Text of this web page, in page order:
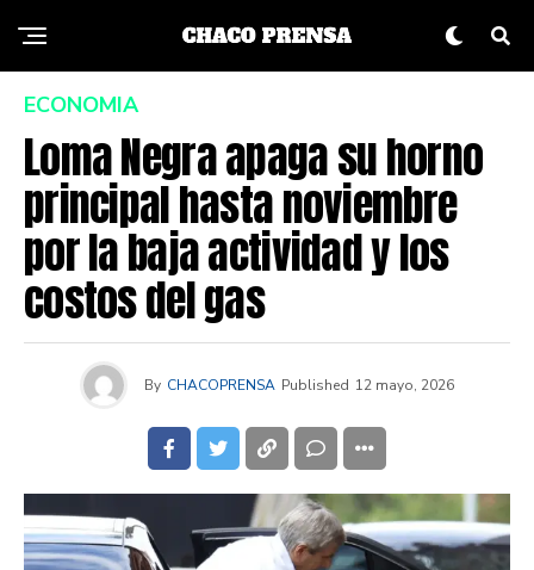
ECONOMIA
Loma Negra apaga su horno
principal hasta noviembre
por la baja actividad y los
costos del gas
By CHACOPRENSA Published 12 mayo, 2026